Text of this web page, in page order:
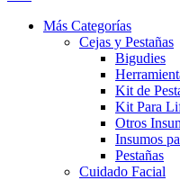
Más Categorías
Cejas y Pestañas
Bigudies
Kit de
Kit Para
Otros
Insumos
Pestañas
Cuidado Facial